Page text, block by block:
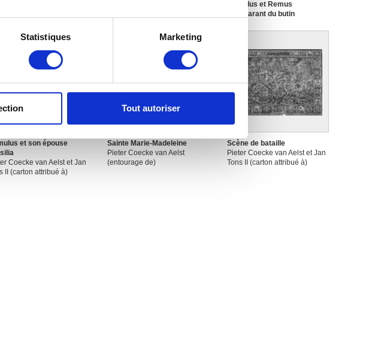
qui peuvent être précises à plusieurs mètres près
combiner celles-ci avec d'autres informations que
de leurs services.
Statistiques Marketing
Tout autoriser
Romulus et Remus
s'emparant du butin
Tons II (carton attribué à)
et son épouse
Coecke van Aelst et Jan
II (carton attribué à)
Sainte Marie-Madeleine
Pieter Coecke van Aelst
(entourage de)
Scène de bataille
Pieter Coecke van Aelst et Jan
Tons II (carton attribué à)